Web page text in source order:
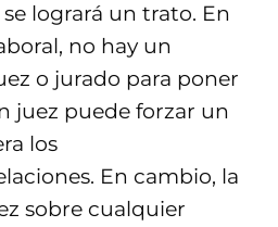
logrará un trato. En
no hay un
o jurado para poner
juez puede forzar un
los
En cambio, la
sobre cualquier